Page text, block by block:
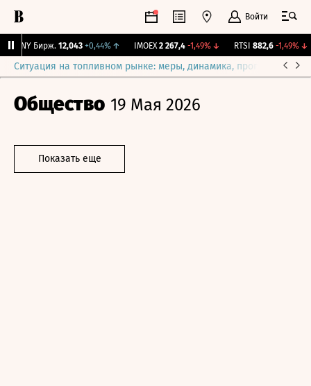
Войти
CNY Бирж. 12,043 +0,44%↑ IMOEX 2 267,4 -1,49%↓ RTSI 882,6 -1,49%↓
Ситуация на топливном рынке: меры, динамика, прогнозы
Общество 19 Мая 2026
Показать еще